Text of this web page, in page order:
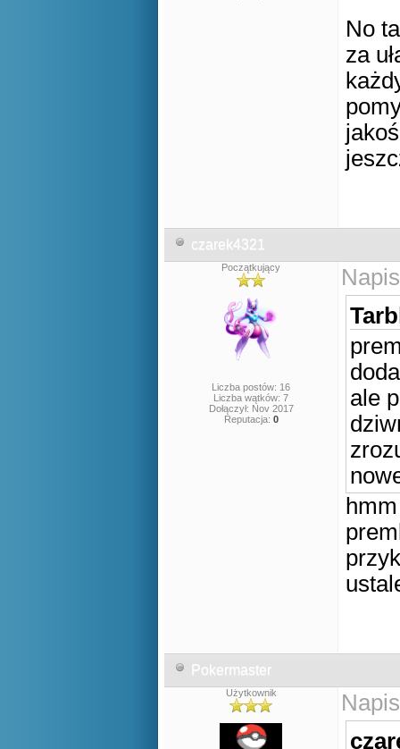
No
za
czarek4321
Początkujący
Liczba postów: 16
Liczba wątków: 7
Dołączył: Nov 2017
Reputacja: 0
ale
Pokermaster
Użytkownik